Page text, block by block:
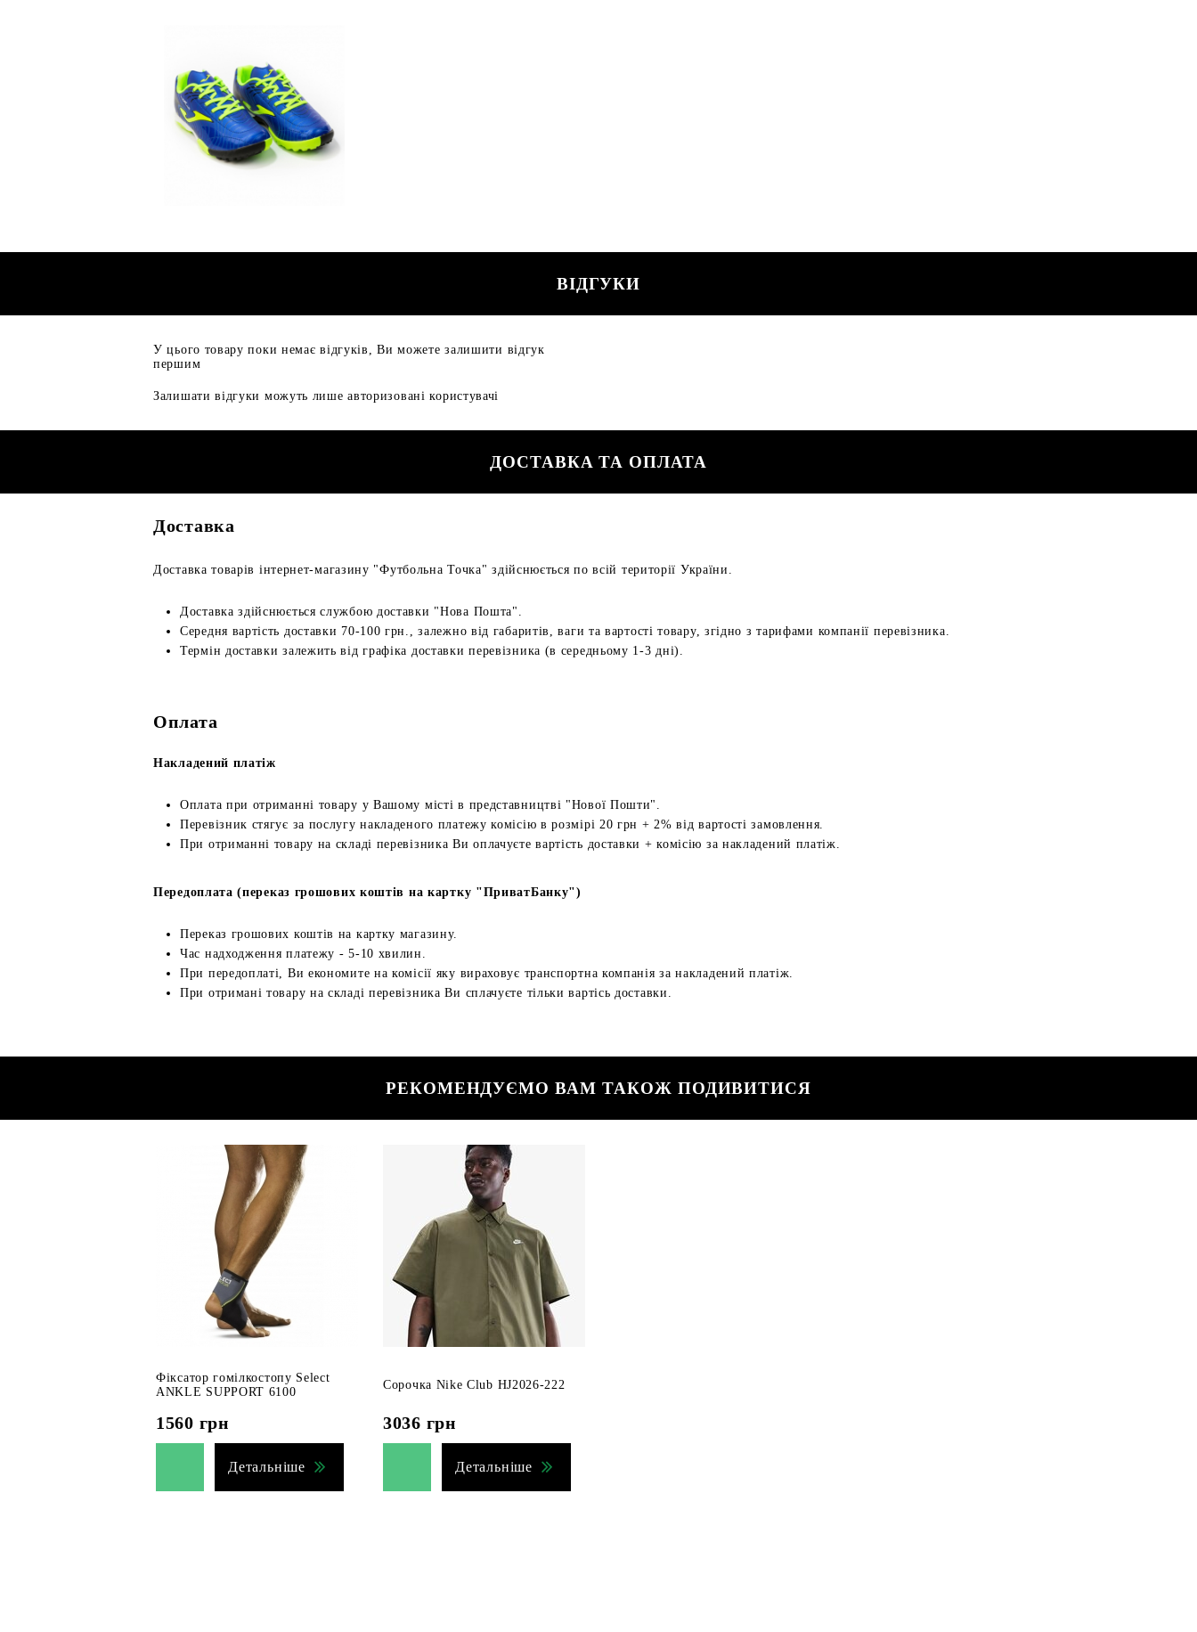
ВІДГУКИ
У цього товару поки немає відгуків, Ви можете залишити відгук
першим
Залишати відгуки можуть лише авторизовані користувачі
ДОСТАВКА ТА ОПЛАТА
Доставка
Доставка товарів інтернет-магазину "Футбольна Точка" здійснюється по всій території України.
Доставка здійснюється службою доставки "Нова Пошта".
Середня вартість доставки 70-100 грн., залежно від габаритів, ваги та вартості товару, згідно з тарифами компанії перевізника.
Термін доставки залежить від графіка доставки перевізника (в середньому 1-3 дні).
Оплата
Накладений платіж
Оплата при отриманні товару у Вашому місті в представництві "Нової Пошти".
Перевізник стягує за послугу накладеного платежу комісію в розмірі 20 грн + 2% від вартості замовлення.
При отриманні товару на складі перевізника Ви оплачуєте вартість доставки + комісію за накладений платіж.
Передоплата (переказ грошових коштів на картку "ПриватБанку")
Переказ грошових коштів на картку магазину.
Час надходження платежу - 5-10 хвилин.
При передоплаті, Ви економите на комісії яку вираховує транспортна компанія за накладений платіж.
При отримані товару на складі перевізника Ви сплачуєте тільки вартісь доставки.
РЕКОМЕНДУЄМО ВАМ ТАКОЖ ПОДИВИТИСЯ
Фіксатор гомілкостопу Select
ANKLE SUPPORT 6100
1560 грн
Детальніше
Сорочка Nike Club HJ2026-222
3036 грн
Детальніше